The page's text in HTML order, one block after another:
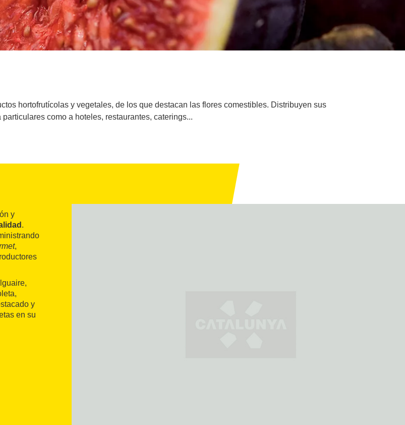
hortofrutícolas y vegetales, de los que destacan las flores comestibles. Distribuyen sus
particulares como a hoteles, restaurantes, caterings...
y
.
,
y
en su